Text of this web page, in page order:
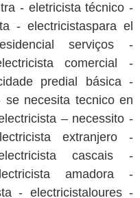
- eletricista técnico -
- electricistaspara el
serviços -
comercial -
predial básica -
necesita tecnico en
– necessito -
extranjero -
cascais -
amadora -
- electricistaloures -